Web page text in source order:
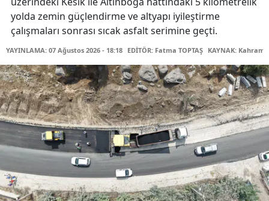
yolda zemin güçlendirme ve altyapı iyileştirme
çalışmaları sonrası sıcak asfalt serimine geçti.
YAYINLAMA: 07 Ağustos 2026 - 18:18 EDİTÖR: Fatma TOPTAŞ KAYNAK: